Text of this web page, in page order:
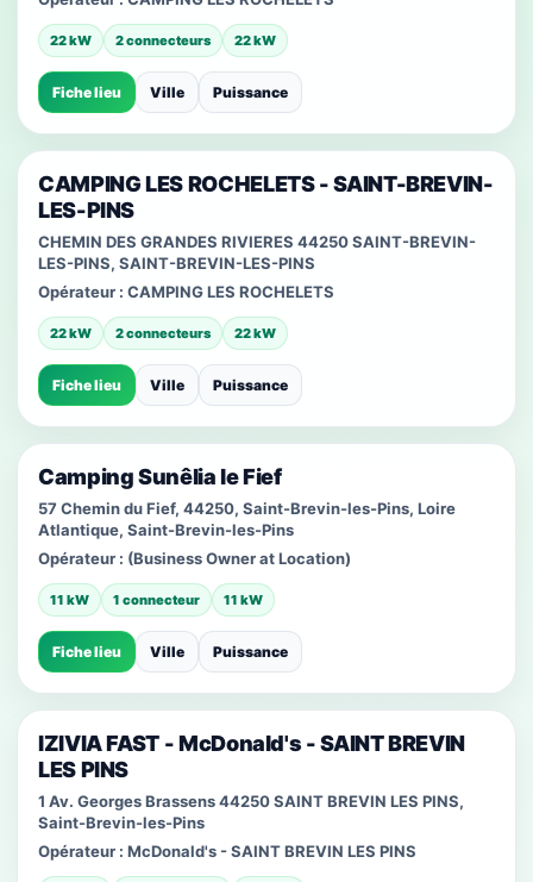
22 kW 2 connecteurs 22 kW
Fiche lieu Ville Puissance
CAMPING LES ROCHELETS - SAINT-BREVIN-
LES-PINS
CHEMIN DES GRANDES RIVIERES 44250 SAINT-BREVIN-
LES-PINS, SAINT-BREVIN-LES-PINS
Opérateur : CAMPING LES ROCHELETS
22 kW 2 connecteurs 22 kW
Fiche lieu Ville Puissance
Camping Sunêlia le Fief
57 Chemin du Fief, 44250, Saint-Brevin-les-Pins, Loire
Atlantique, Saint-Brevin-les-Pins
Opérateur : (Business Owner at Location)
11 kW 1 connecteur 11 kW
Fiche lieu Ville Puissance
IZIVIA FAST - McDonald's - SAINT BREVIN
LES PINS
1 Av. Georges Brassens 44250 SAINT BREVIN LES PINS,
Saint-Brevin-les-Pins
Opérateur : McDonald's - SAINT BREVIN LES PINS